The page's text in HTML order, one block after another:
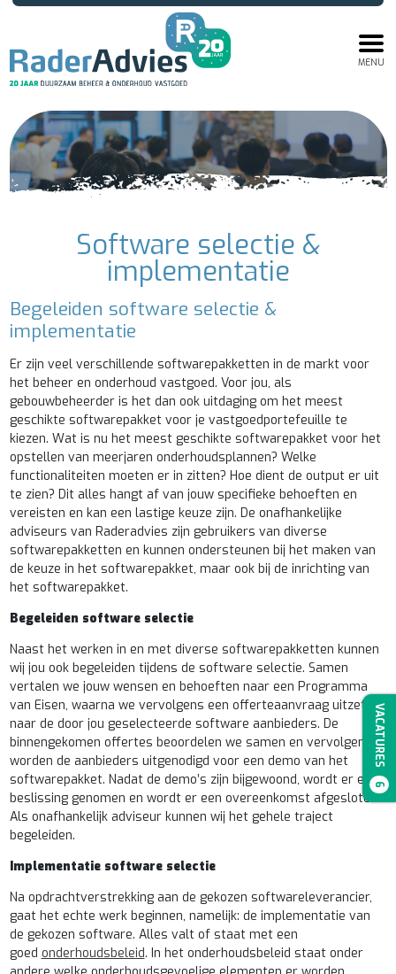
MENU
VACATURES
6
Software selectie &
implementatie
Begeleiden software selectie &
implementatie
Er zijn veel verschillende softwarepakketten in de markt voor
het beheer en onderhoud vastgoed. Voor jou, als
gebouwbeheerder is het dan ook uitdaging om het meest
geschikte softwarepakket voor je vastgoedportefeuille te
kiezen. Wat is nu het meest geschikte softwarepakket voor het
opstellen van meerjaren onderhoudsplannen? Welke
functionaliteiten moeten er in zitten? Hoe dient de output er uit
te zien? Dit alles hangt af van jouw specifieke behoeften en
vereisten en kan een lastige keuze zijn. De onafhankelijke
adviseurs van Raderadvies zijn gebruikers van diverse
softwarepakketten en kunnen ondersteunen bij het maken van
de keuze in het softwarepakket, maar ook bij de inrichting van
het softwarepakket.
Begeleiden software selectie
Naast het werken in en met diverse softwarepakketten kunnen
wij jou ook begeleiden tijdens de software selectie. Samen
vertalen we jouw wensen en behoeften naar een Programma
van Eisen, waarna we vervolgens een offerteaanvraag uitzetten
naar de door jou geselecteerde software aanbieders. De
binnengekomen offertes beoordelen we samen en vervolgens
worden de aanbieders uitgenodigd voor een demo van het
softwarepakket. Nadat de demo’s zijn bijgewoond, wordt er een
beslissing genomen en wordt er een overeenkomst afgesloten.
Als onafhankelijk adviseur kunnen wij het gehele traject
begeleiden.
Implementatie software selectie
Na opdrachtverstrekking aan de gekozen softwareleverancier,
gaat het echte werk beginnen, namelijk: de implementatie van
de gekozen software. Alles valt of staat met een
goed onderhoudsbeleid. In het onderhoudsbeleid staat onder